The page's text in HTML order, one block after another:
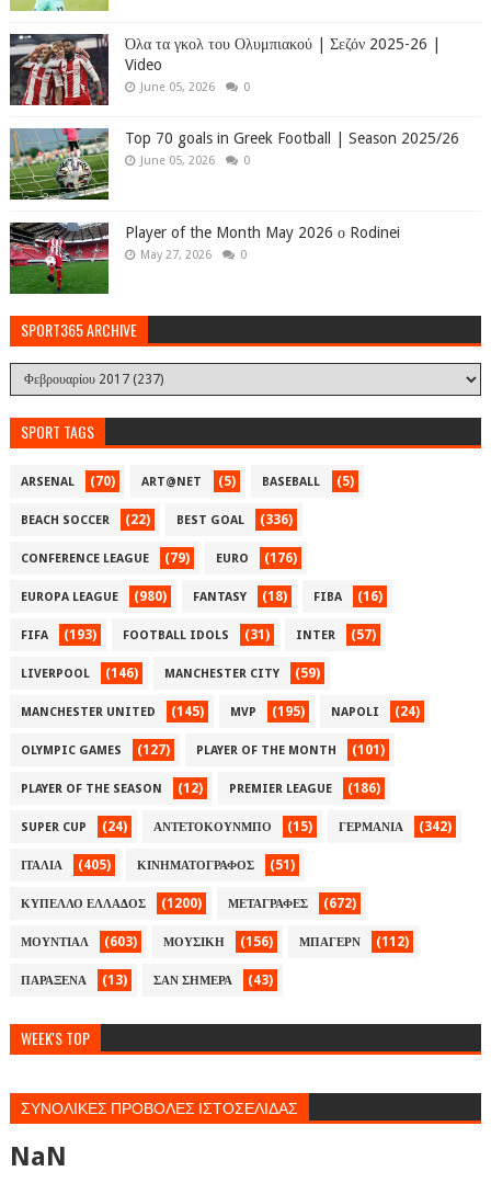
Όλα τα γκολ του Ολυμπιακού | Σεζόν 2025-26 |
Video
June 05, 2026 0
Top 70 goals in Greek Football | Season 2025/26
June 05, 2026 0
Player of the Month May 2026 ο Rodinei
May 27, 2026 0
SPORT365 ARCHIVE
SPORT TAGS
ARSENAL (70) ART@NET (5) BASEBALL (5)
BEACH SOCCER (22) BEST GOAL (336)
CONFERENCE LEAGUE (79) EURO (176)
EUROPA LEAGUE (980) FANTASY (18) FIBA (16)
FIFA (193) FOOTBALL IDOLS (31) INTER (57)
LIVERPOOL (146) MANCHESTER CITY (59)
MANCHESTER UNITED (145) MVP (195) NAPOLI (24)
OLYMPIC GAMES (127) PLAYER OF THE MONTH (101)
PLAYER OF THE SEASON (12) PREMIER LEAGUE (186)
SUPER CUP (24) ΑΝΤΕΤΟΚΟΥΝΜΠΟ (15) ΓΕΡΜΑΝΙΑ (342)
ΙΤΑΛΙΑ (405) ΚΙΝΗΜΑΤΟΓΡΑΦΟΣ (51)
ΚΥΠΕΛΛΟ ΕΛΛΑΔΟΣ (1200) ΜΕΤΑΓΡΑΦΕΣ (672)
ΜΟΥΝΤΙΑΛ (603) ΜΟΥΣΙΚΗ (156) ΜΠΑΓΕΡΝ (112)
ΠΑΡΑΞΕΝΑ (13) ΣΑΝ ΣΗΜΕΡΑ (43)
WEEK'S TOP
ΣΥΝΟΛΙΚΕΣ ΠΡΟΒΟΛΕΣ ΙΣΤΟΣΕΛΙΔΑΣ
NaN